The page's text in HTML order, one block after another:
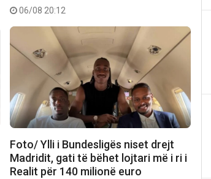
06/08 20:12
Foto/ Ylli i Bundesligës niset drejt
Madridit, gati të bëhet lojtari më i ri i
Realit për 140 milionë euro